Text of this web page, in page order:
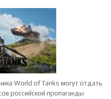
World of Tanks могут отдать
российской пропаганды